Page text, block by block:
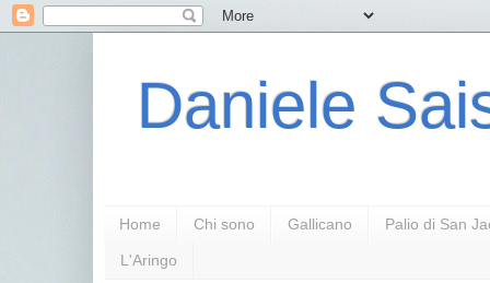
Daniele
Home Chi sono Gallicano Palio di San
L'Aringo